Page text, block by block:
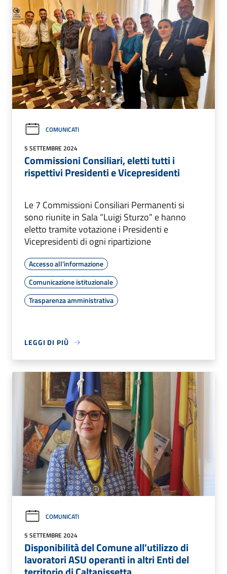
COMUNICATI
5 SETTEMBRE 2024
Commissioni Consiliari, eletti tutti i
rispettivi Presidenti e Vicepresidenti
Le 7 Commissioni Consiliari Permanenti si
sono riunite in Sala “Luigi Sturzo” e hanno
eletto tramite votazione i Presidenti e
Vicepresidenti di ogni ripartizione
Accesso all'informazione
Comunicazione istituzionale
Trasparenza amministrativa
LEGGI DI PIÙ
COMUNICATI
5 SETTEMBRE 2024
Disponibilità del Comune all'utilizzo di
lavoratori ASU operanti in altri Enti del